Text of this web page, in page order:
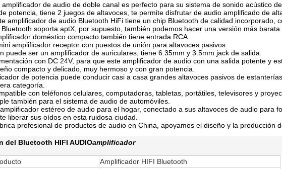
de audio de doble canal es perfecto para su sistema de sonido acústico de
potencia, tiene 2 juegos de altavoces, te permite disfrutar de audio amplificado de
amplificador de audio Bluetooth HiFi tiene un chip Bluetooth de calidad incorporado,
soporta aptX, por supuesto, también podemos hacer una versión más barata
doméstico compacto también tiene entrada RCA.
amplificador receptor con puestos de unión para altavoces pasivos
puede ser un amplificador de auriculares, tiene 6.35mm y 3.5mm jack de salida.
con DC 24V, para que este amplificador de audio con una salida potente y
compacto y delicado, muy hermoso y con gran potencia.
de potencia puede conducir casi a casa grandes altavoces pasivos de
categoría.
con teléfonos celulares, computadoras, tabletas, portátiles, televisores y
también para el sistema de audio de automóviles.
estéreo de audio para el hogar, conectado a sus altavoces de audio para
liberar sus oídos en esta ruidosa ciudad.
profesional de productos de audio en China, apoyamos el diseño y la producción
del Bluetooth HIFI AUDIOamplificador
Amplificador HIFI Bluetooth